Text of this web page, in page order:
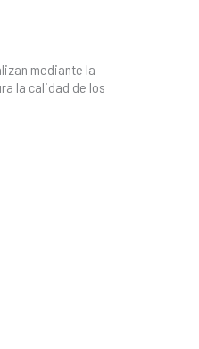
mediante la
la calidad de los